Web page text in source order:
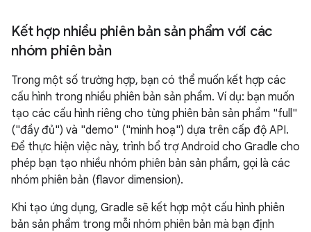
Kết hợp nhiều phiên bản sản phẩm với các
nhóm phiên bản
Trong một số trường hợp, bạn có thể muốn kết hợp các
cấu hình trong nhiều phiên bản sản phẩm. Ví dụ: bạn muốn
tạo các cấu hình riêng cho từng phiên bản sản phẩm "full"
("đầy đủ") và "demo" ("minh hoạ") dựa trên cấp độ API.
Để thực hiện việc này, trình bổ trợ Android cho Gradle cho
phép bạn tạo nhiều nhóm phiên bản sản phẩm, gọi là các
nhóm phiên bản (flavor dimension).
Khi tạo ứng dụng, Gradle sẽ kết hợp một cấu hình phiên
bản sản phẩm trong mỗi nhóm phiên bản mà bạn định